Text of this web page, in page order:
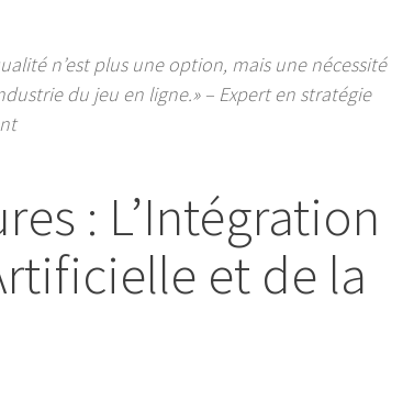
n’est plus une option, mais une nécessité
du jeu en ligne.» – Expert en stratégie
: L’Intégration
et de la